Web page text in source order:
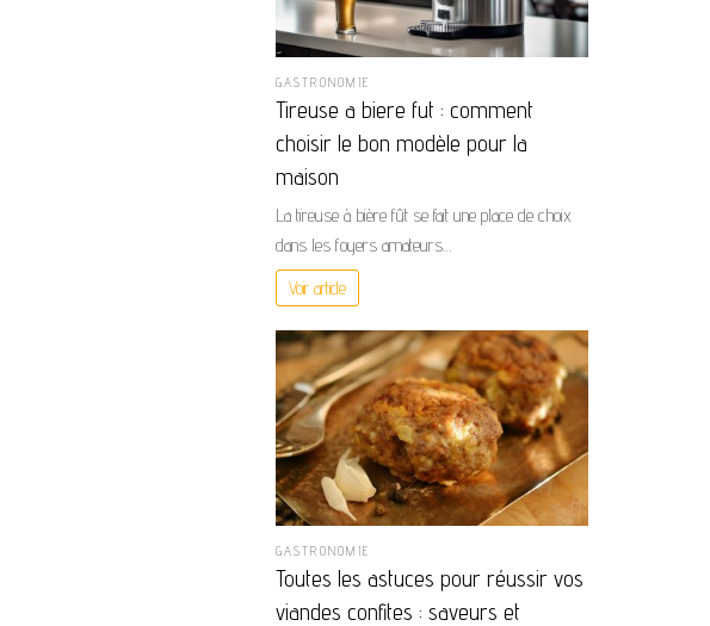
GASTRONOMIE
Tireuse a biere fut : comment
choisir le bon modèle pour la
maison
La tireuse à bière fût se fait une place de choix
dans les foyers amateurs…
Voir article
GASTRONOMIE
Toutes les astuces pour réussir vos
viandes confites : saveurs et